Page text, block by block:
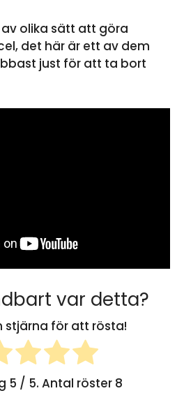
olika sätt att göra
det här är ett av dem
just för att ta bort
var detta?
stjärna för att rösta!
5 / 5. Antal röster 8